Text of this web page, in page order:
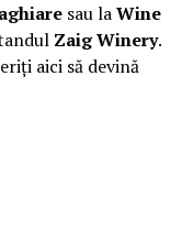
sau laWine
Zaig Winery.
aici să devină